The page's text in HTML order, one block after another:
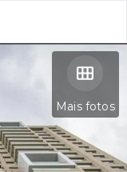
Mais fotos